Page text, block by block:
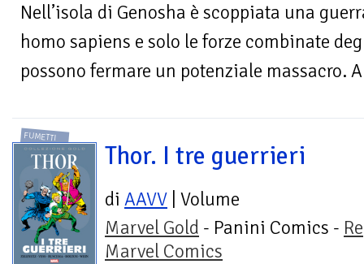
Nell’isola di Genosha è scoppiata una
homo sapiens e solo le forze combinate
possono fermare un potenziale massacro.
FUMETTI
Thor. I tre guerrieri
di AAVV | Volume
Marvel Gold - Panini Comics -
Marvel Comics